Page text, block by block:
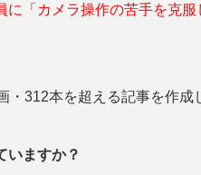
「カメラ操作の苦手を克服
312本を超える記事を作成
いますか？